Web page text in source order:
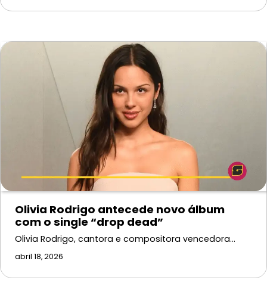
Olivia Rodrigo antecede novo álbum
com o single “drop dead”
Olivia Rodrigo, cantora e compositora vencedora…
abril 18, 2026